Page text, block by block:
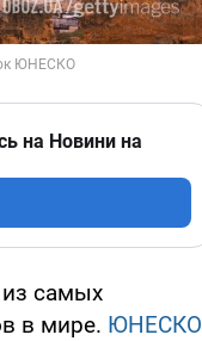
на Новини на
из самых
в мире. ЮНЕСКО